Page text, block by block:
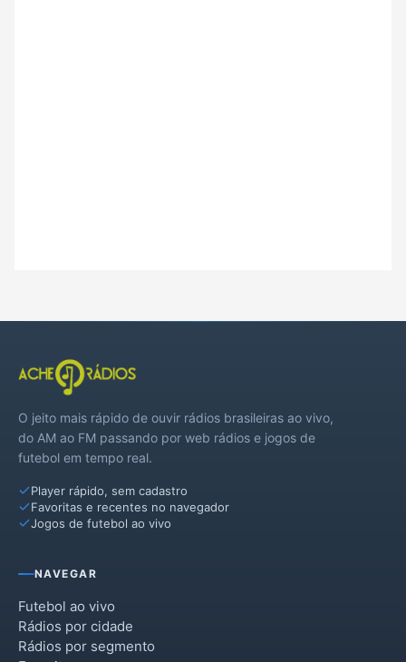
O jeito mais rápido de ouvir rádios brasileiras ao vivo,
do AM ao FM passando por web rádios e jogos de
futebol em tempo real.
Player rápido, sem cadastro
Favoritas e recentes no navegador
Jogos de futebol ao vivo
NAVEGAR
Futebol ao vivo
Rádios por cidade
Rádios por segmento